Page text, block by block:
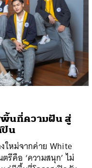
พื้นที่ความฝัน สู่
ปิน
งใหม่จากค่าย White
รีคือ ‘ความสนุก’ ไม่